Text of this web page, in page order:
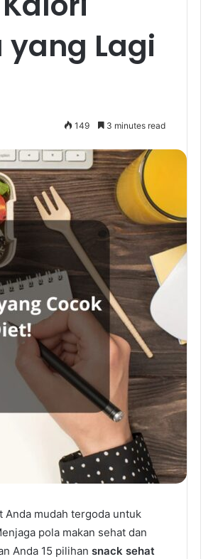
Lagi
149 3 minutes read
Anda mudah tergoda untuk
pola makan sehat dan
Anda 15 pilihan snack sehat